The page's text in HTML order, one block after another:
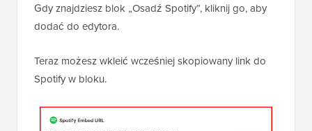
Gdy znajdziesz blok „Osadź Spotify”, kliknij go, aby
dodać do edytora.
Teraz możesz wkleić wcześniej skopiowany link do
Spotify w bloku.